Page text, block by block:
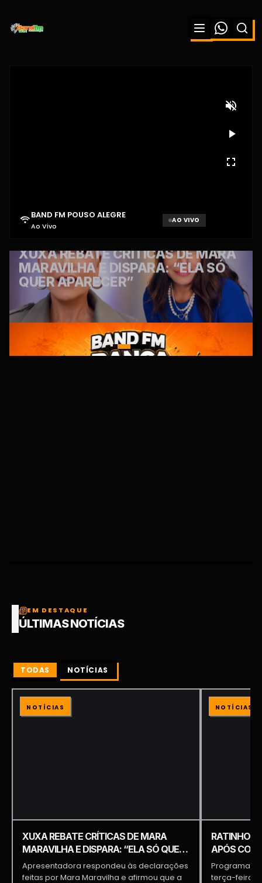
BAND FM POUSO ALEGRE
Ao Vivo
AO VIVO
EM DESTAQUE
ÚLTIMAS NOTÍCIAS
TODAS NOTÍCIAS
NOTÍCIAS
XUXA REBATE CRÍTICAS DE MARA
MARAVILHA E DISPARA: “ELA SÓ QUER
APARECER”
Apresentadora respondeu às declarações
feitas por Mara Maravilha e afirmou que a
NOTÍCIAS
RATINHO É
APÓS
PIQUILO
Programa
terça-feira